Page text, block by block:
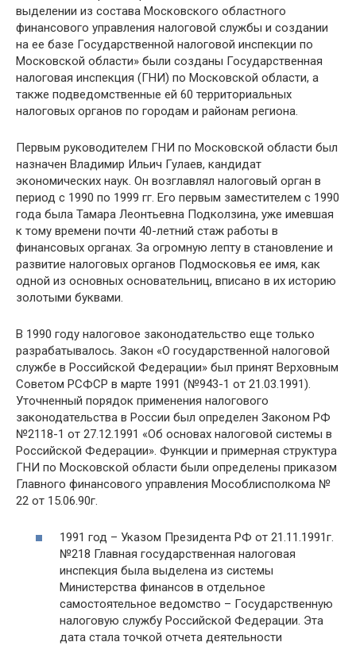
выделении из состава Московского областного
финансового управления налоговой службы и создании
на ее базе Государственной налоговой инспекции по
Московской области» были созданы Государственная
налоговая инспекция (ГНИ) по Московской области, а
также подведомственные ей 60 территориальных
налоговых органов по городам и районам региона.
Первым руководителем ГНИ по Московской области был
назначен Владимир Ильич Гулаев, кандидат
экономических наук. Он возглавлял налоговый орган в
период с 1990 по 1999 гг. Его первым заместителем с 1990
года была Тамара Леонтьевна Подколзина, уже имевшая
к тому времени почти 40-летний стаж работы в
финансовых органах. За огромную лепту в становление и
развитие налоговых органов Подмосковья ее имя, как
одной из основных основательниц, вписано в их историю
золотыми буквами.
В 1990 году налоговое законодательство еще только
разрабатывалось. Закон «О государственной налоговой
службе в Российской Федерации» был принят Верховным
Советом РСФСР в марте 1991 (№943-1 от 21.03.1991).
Уточненный порядок применения налогового
законодательства в России был определен Законом РФ
№2118-1 от 27.12.1991 «Об основах налоговой системы в
Российской Федерации». Функции и примерная структура
ГНИ по Московской области были определены приказом
Главного финансового управления Мособлисполкома №
22 от 15.06.90г.
1991 год – Указом Президента РФ от 21.11.1991г.
№218 Главная государственная налоговая
инспекция была выделена из системы
Министерства финансов в отдельное
самостоятельное ведомство – Государственную
налоговую службу Российской Федерации. Эта
дата стала точкой отчета деятельности